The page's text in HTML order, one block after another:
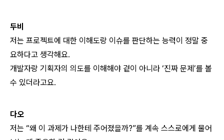
두비
저는 프로젝트에 대한 이해도랑 이슈를 판단하는 능력이 정말 중
요하다고 생각해요.
개발자랑 기획자의 의도를 이해해야 겉이 아니라 ‘진짜 문제’를 볼
수 있더라고요.
다오
저는 “왜 이 과제가 나한테 주어졌을까?”를 계속 스스로에게 물어